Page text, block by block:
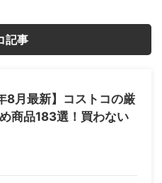
記事
8月最新】コストコの厳
商品183選！買わない